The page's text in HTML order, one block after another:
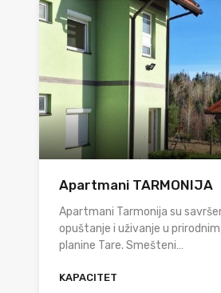
Apartmani TARMONIJA
Apartmani Tarmonija su
opuštanje i uživanje u
planine Tare. Smešteni…
KAPACITET